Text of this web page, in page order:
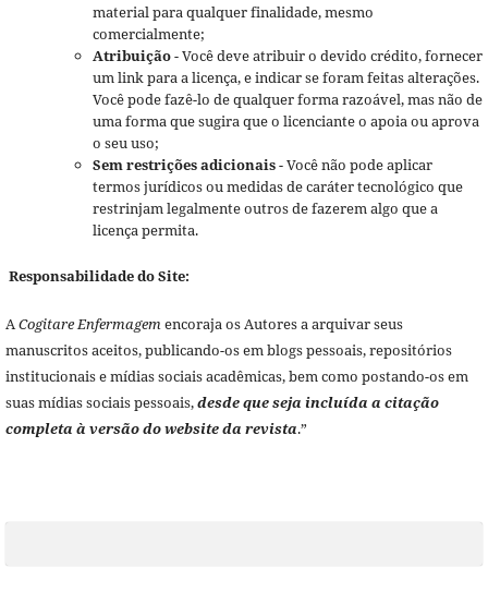
material para qualquer finalidade, mesmo
comercialmente;
Atribuição- Você deve atribuir o devido crédito, fornecer
um link para a licença, e indicar se foram feitas alterações.
Você pode fazê-lo de qualquer forma razoável, mas não de
uma forma que sugira que o licenciante o apoia ou aprova
o seu uso;
Sem restrições adicionais- Você não pode aplicar
termos jurídicos ou medidas de caráter tecnológico que
restrinjam legalmente outros de fazerem algo que a
licença permita.
Responsabilidade do Site:
ACogitare Enfermagemencoraja os Autores a arquivar seus
manuscritos aceitos, publicando-os em blogs pessoais, repositórios
institucionais e mídias sociais acadêmicas, bem como postando-os em
suas mídias sociais pessoais,desde que seja incluída a citação
completa à versão do website da revista.”